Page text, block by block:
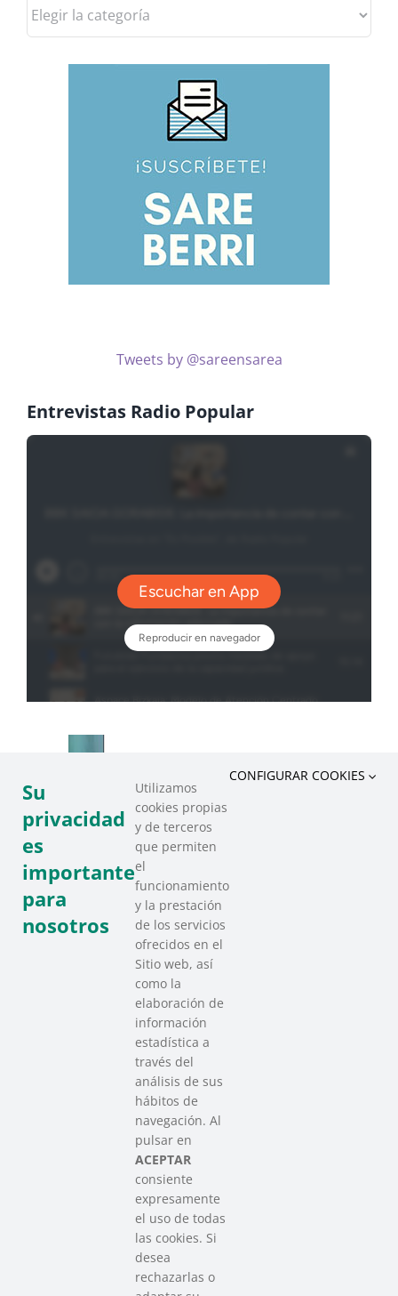
las
Tweets by @sareensarea
Entrevistas Radio Popular
SAREEN SAREA
Asociación que agrupa a las redes
del Tercer Sector Social en Euskadi
Contacto
info@sareensarea.eu
Iparraguirre, 9 lonja – 48009 Bilbao
946 569 230
Su
privacidad
es
importante
para
nosotros
Utilizamos
cookies propias
y de terceros
que permiten
el
funcionamiento
y la prestación
de los servicios
ofrecidos en el
Sitio web, así
como la
elaboración de
información
estadística a
través del
análisis de sus
hábitos de
navegación. Al
pulsar en
ACEPTAR
consiente
expresamente
el uso de todas
las cookies. Si
desea
rechazarlas o
CONFIGURAR COOKIES